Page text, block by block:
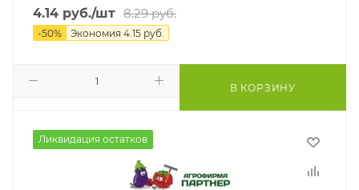
4.14 руб./шт 8.29руб.
-50% Экономия 4.15 руб.
В КОРЗИНУ
Ликвидация остатков